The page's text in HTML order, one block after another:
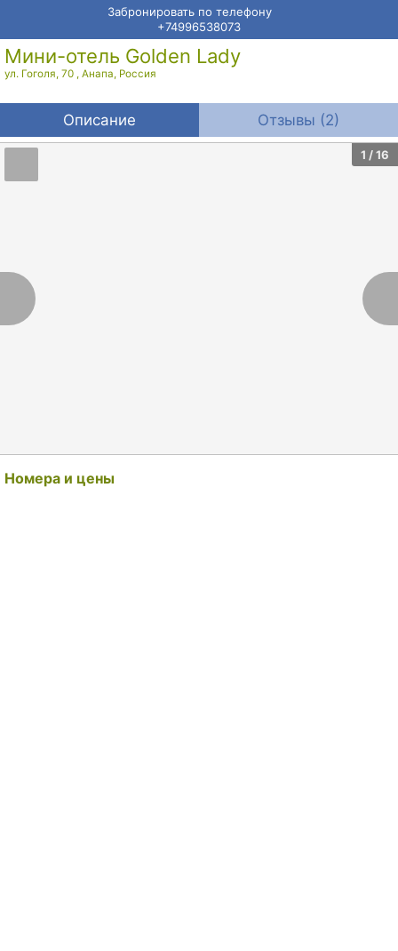
Забронировать по телефону
+74996538073
Мини-отель Golden Lady
ул. Гоголя, 70 , Анапа, Россия
Описание Отзывы (2)
1 / 16
Номера и цены